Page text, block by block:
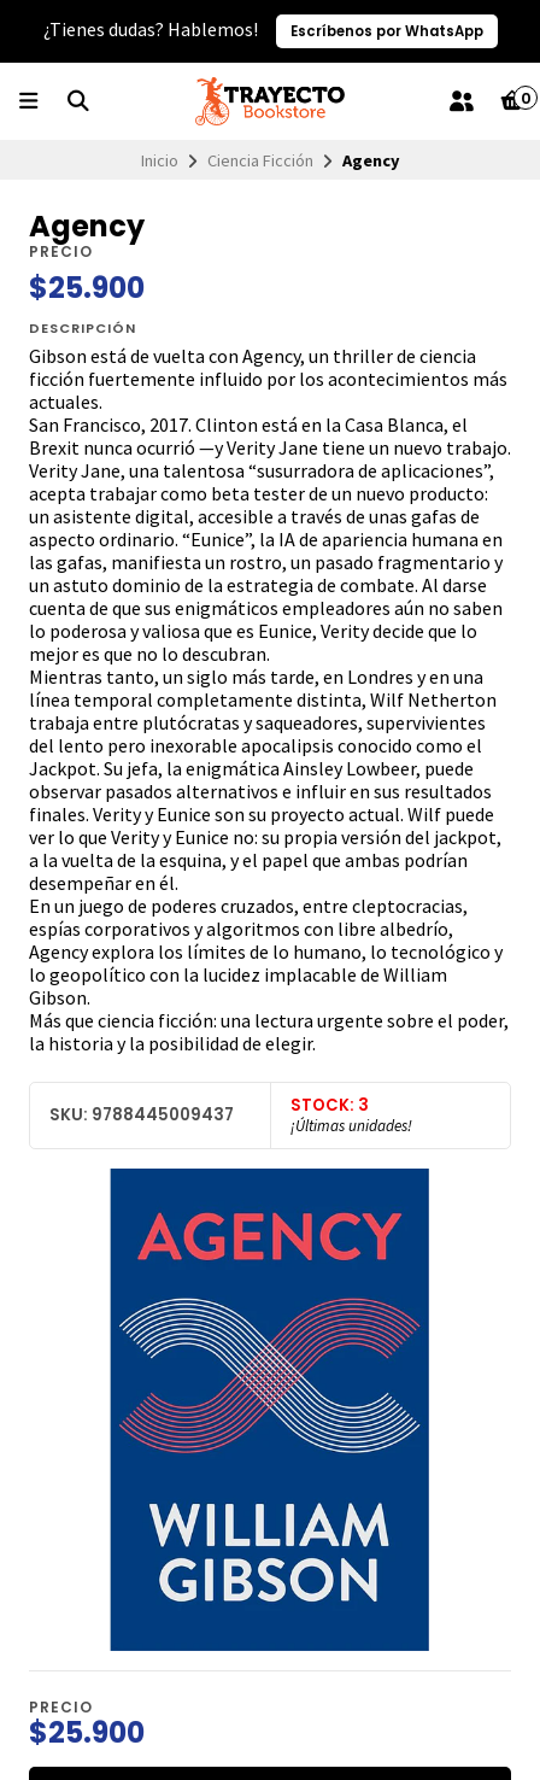
¿Tienes dudas? Hablemos! Escríbenos por WhatsApp
0
Inicio Ciencia Ficción Agency
Agency
PRECIO
$25.900
DESCRIPCIÓN
Gibson está de vuelta con Agency, un thriller de ciencia
ficción fuertemente influido por los acontecimientos más
actuales.
San Francisco, 2017. Clinton está en la Casa Blanca, el
Brexit nunca ocurrió —y Verity Jane tiene un nuevo trabajo.
Verity Jane, una talentosa “susurradora de aplicaciones”,
acepta trabajar como beta tester de un nuevo producto:
un asistente digital, accesible a través de unas gafas de
aspecto ordinario. “Eunice”, la IA de apariencia humana en
las gafas, manifiesta un rostro, un pasado fragmentario y
un astuto dominio de la estrategia de combate. Al darse
cuenta de que sus enigmáticos empleadores aún no saben
lo poderosa y valiosa que es Eunice, Verity decide que lo
mejor es que no lo descubran.
Mientras tanto, un siglo más tarde, en Londres y en una
línea temporal completamente distinta, Wilf Netherton
trabaja entre plutócratas y saqueadores, supervivientes
del lento pero inexorable apocalipsis conocido como el
Jackpot. Su jefa, la enigmática Ainsley Lowbeer, puede
observar pasados alternativos e influir en sus resultados
finales. Verity y Eunice son su proyecto actual. Wilf puede
ver lo que Verity y Eunice no: su propia versión del jackpot,
a la vuelta de la esquina, y el papel que ambas podrían
desempeñar en él.
En un juego de poderes cruzados, entre cleptocracias,
espías corporativos y algoritmos con libre albedrío,
Agency explora los límites de lo humano, lo tecnológico y
lo geopolítico con la lucidez implacable de William
Gibson.
Más que ciencia ficción: una lectura urgente sobre el poder,
la historia y la posibilidad de elegir.
SKU: 9788445009437 STOCK: 3
¡Últimas unidades!
PRECIO
$25.900